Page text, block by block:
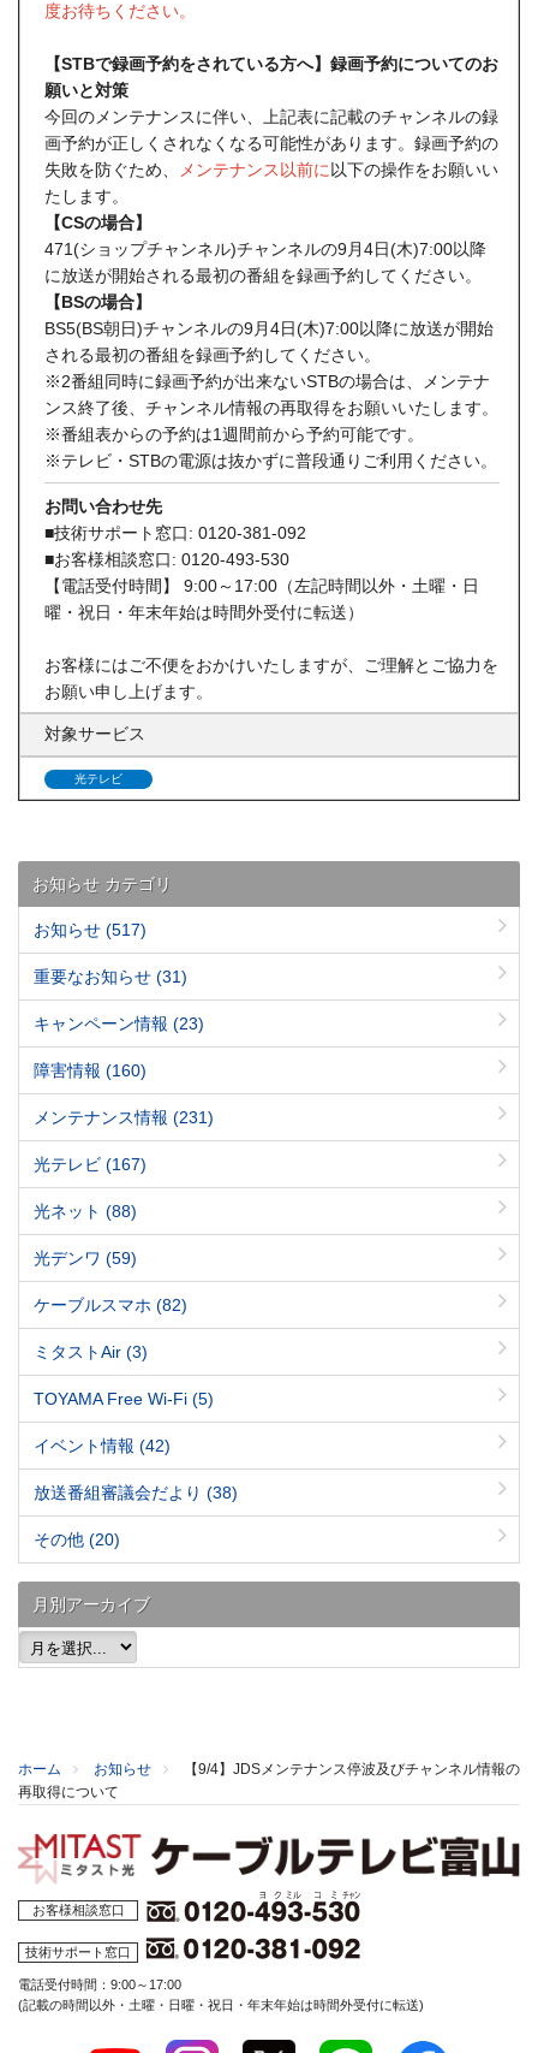
度お待ちください。
【STBで録画予約をされている方へ】録画予約についてのお
願いと対策
今回のメンテナンスに伴い、上記表に記載のチャンネルの録
画予約が正しくされなくなる可能性があります。録画予約の
失敗を防ぐため、
メンテナンス以前に 以下の操作をお願いい
たします。
【CSの場合】
471(ショップチャンネル)チャンネルの9月4日(木)7:00以降
に放送が開始される最初の番組を録画予約してください。
【BSの場合】
BS5(BS朝日)チャンネルの9月4日(木)7:00以降に放送が開始
される最初の番組を録画予約してください。
※2番組同時に録画予約が出来ないSTBの場合は、メンテナ
ンス終了後、チャンネル情報の再取得をお願いいたします。
※番組表からの予約は1週間前から予約可能です。
※テレビ・STBの電源は抜かずに普段通りご利用ください。
お問い合わせ先
■技術サポート窓口: 0120-381-092
■お客様相談窓口: 0120-493-530
【電話受付時間】 9:00～17:00（左記時間以外・土曜・日
曜・祝日・年末年始は時間外受付に転送）
お客様にはご不便をおかけいたしますが、ご理解とご協力を
お願い申し上げます。
対象サービス
光テレビ
お知らせ カテゴリ
お知らせ (517)
重要なお知らせ (31)
キャンペーン情報 (23)
障害情報 (160)
メンテナンス情報 (231)
光テレビ (167)
光ネット (88)
光デンワ (59)
ケーブルスマホ (82)
ミタストAir (3)
TOYAMA Free Wi-Fi (5)
イベント情報 (42)
放送番組審議会だより (38)
その他 (20)
月別アーカイブ
ホーム お知らせ
【9/4】JDSメンテナンス停波及びチャンネル情報の
再取得について
お客様相談窓口
技術サポート窓口
電話受付時間：9:00～17:00
(記載の時間以外・土曜・日曜・祝日・年末年始は時間外受付に転送)